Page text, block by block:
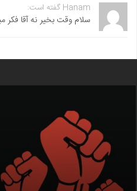
Hanam گفته است:
سلام وقت بخیر نه آقا فکر